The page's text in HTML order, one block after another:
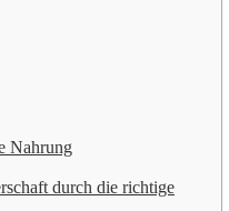
Nahrung
durch die richtige